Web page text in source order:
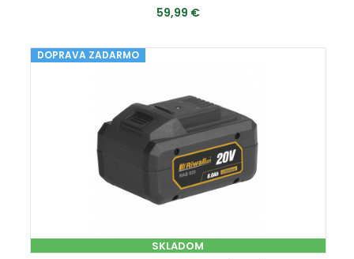
59,99 €
MOMENTÁLNE VYPREDANÉ
DOPRAVA ZADARMO
SKLADOM